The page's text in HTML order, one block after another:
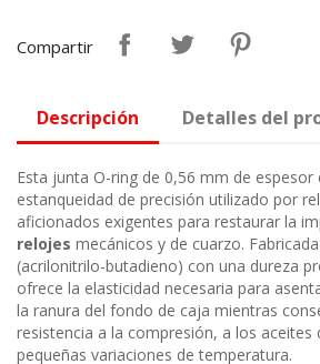
Compartir
Descripción Detalles del
Esta junta O-ring de 0,56 mm de
estanqueidad de precisión utilizado por
aficionados exigentes para restaurar la
relojes mecánicos y de cuarzo.
(acrilonitrilo-butadieno) con una dureza
ofrece la elasticidad necesaria para
la ranura del fondo de caja mientras
resistencia a la compresión, a los aceites
pequeñas variaciones de temperatura.